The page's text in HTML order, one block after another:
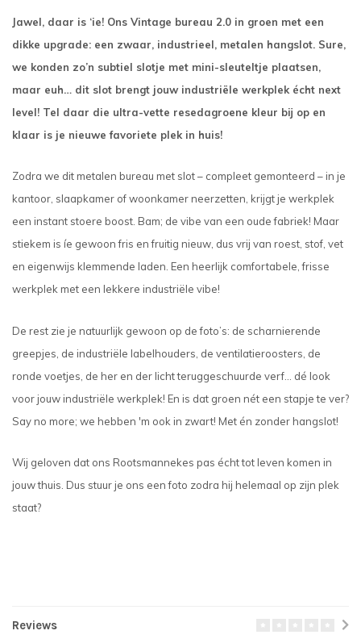
Jawel, daar is ‘ie! Ons Vintage bureau 2.0 in groen met een
dikke upgrade: een zwaar, industrieel, metalen hangslot. Sure,
we konden zo’n subtiel slotje met mini-sleuteltje plaatsen,
maar euh… dit slot brengt jouw industriële werkplek écht next
level! Tel daar die ultra-vette resedagroene kleur bij op en
klaar is je nieuwe favoriete plek in huis!
Zodra we dit metalen bureau met slot – compleet gemonteerd – in je
kantoor, slaapkamer of woonkamer neerzetten, krijgt je werkplek
een instant stoere boost. Bam; de vibe van een oude fabriek! Maar
stiekem is íe gewoon fris en fruitig nieuw, dus vrij van roest, stof, vet
en eigenwijs klemmende laden. Een heerlijk comfortabele, frisse
werkplek met een lekkere industriële vibe!
De rest zie je natuurlijk gewoon op de foto’s: de scharnierende
greepjes, de industriële labelhouders, de ventilatieroosters, de
ronde voetjes, de her en der licht teruggeschuurde verf... dé look
voor jouw industriële werkplek! En is dat groen nét een stapje te ver?
Say no more; we hebben 'm ook in zwart! Met én zonder hangslot!
Wij geloven dat ons Rootsmannekes pas écht tot leven komen in
jouw thuis. Dus stuur je ons een foto zodra hij helemaal op zijn plek
staat?
Reviews